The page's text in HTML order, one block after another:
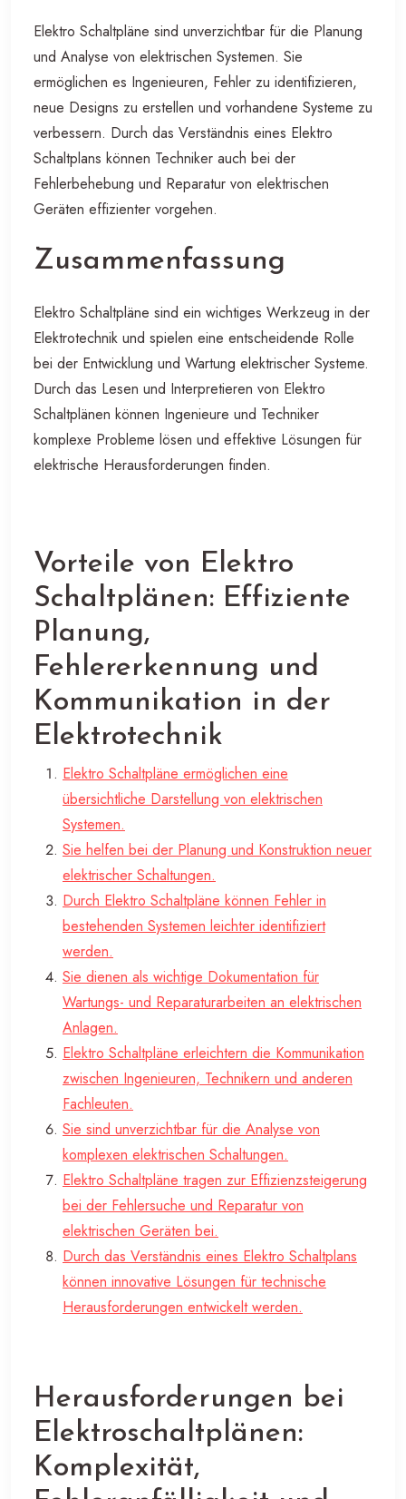
Elektro Schaltpläne sind unverzichtbar für die Planung
und Analyse von elektrischen Systemen. Sie
ermöglichen es Ingenieuren, Fehler zu identifizieren,
neue Designs zu erstellen und vorhandene Systeme zu
verbessern. Durch das Verständnis eines Elektro
Schaltplans können Techniker auch bei der
Fehlerbehebung und Reparatur von elektrischen
Geräten effizienter vorgehen.
Zusammenfassung
Elektro Schaltpläne sind ein wichtiges Werkzeug in der
Elektrotechnik und spielen eine entscheidende Rolle
bei der Entwicklung und Wartung elektrischer Systeme.
Durch das Lesen und Interpretieren von Elektro
Schaltplänen können Ingenieure und Techniker
komplexe Probleme lösen und effektive Lösungen für
elektrische Herausforderungen finden.
Vorteile von Elektro
Schaltplänen: Effiziente
Planung,
Fehlererkennung und
Kommunikation in der
Elektrotechnik
Elektro Schaltpläne ermöglichen eine
übersichtliche Darstellung von elektrischen
Systemen.
Sie helfen bei der Planung und Konstruktion neuer
elektrischer Schaltungen.
Durch Elektro Schaltpläne können Fehler in
bestehenden Systemen leichter identifiziert
werden.
Sie dienen als wichtige Dokumentation für
Wartungs- und Reparaturarbeiten an elektrischen
Anlagen.
Elektro Schaltpläne erleichtern die Kommunikation
zwischen Ingenieuren, Technikern und anderen
Fachleuten.
Sie sind unverzichtbar für die Analyse von
komplexen elektrischen Schaltungen.
Elektro Schaltpläne tragen zur Effizienzsteigerung
bei der Fehlersuche und Reparatur von
elektrischen Geräten bei.
Durch das Verständnis eines Elektro Schaltplans
können innovative Lösungen für technische
Herausforderungen entwickelt werden.
Herausforderungen bei
Elektroschaltplänen:
Komplexität,